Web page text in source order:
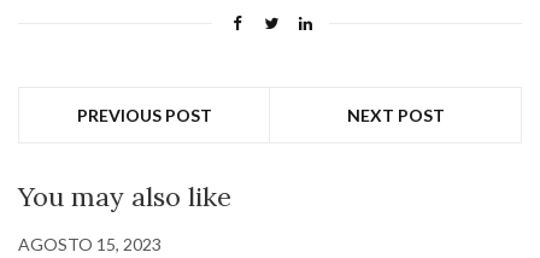
PREVIOUS POST NEXT POST
You may also like
AGOSTO 15, 2023